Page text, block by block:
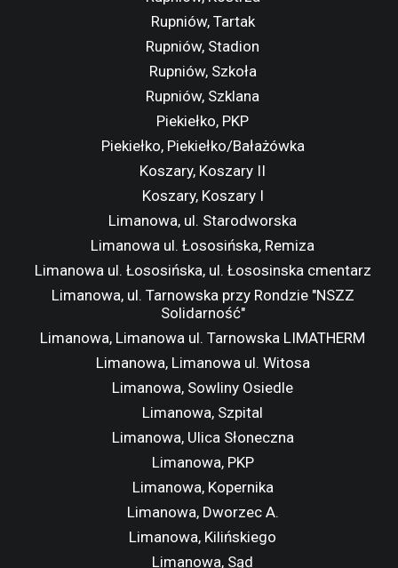
Rupniów, Tartak
Rupniów, Stadion
Rupniów, Szkoła
Rupniów, Szklana
Piekiełko, PKP
Piekiełko, Piekiełko/Bałażówka
Koszary, Koszary II
Koszary, Koszary I
Limanowa, ul. Starodworska
Limanowa ul. Łososińska, Remiza
Limanowa ul. Łososińska, ul. Łososinska cmentarz
Limanowa, ul. Tarnowska przy Rondzie "NSZZ
Solidarność"
Limanowa, Limanowa ul. Tarnowska LIMATHERM
Limanowa, Limanowa ul. Witosa
Limanowa, Sowliny Osiedle
Limanowa, Szpital
Limanowa, Ulica Słoneczna
Limanowa, PKP
Limanowa, Kopernika
Limanowa, Dworzec A.
Limanowa, Kilińskiego
Limanowa, Sąd